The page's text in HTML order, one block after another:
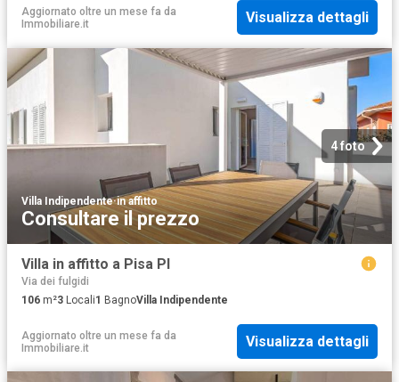
Aggiornato oltre un mese fa da
Immobiliare.it
Visualizza dettagli
4 foto
Villa Indipendente·in affitto
Consultare il prezzo
Villa in affitto a Pisa PI
Via dei fulgidi
106 m²3 Locali1 BagnoVilla Indipendente
Aggiornato oltre un mese fa da
Immobiliare.it
Visualizza dettagli